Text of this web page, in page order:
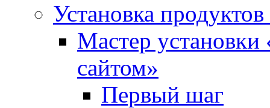
Установка
Мастер
сайтом»
Первый шаг